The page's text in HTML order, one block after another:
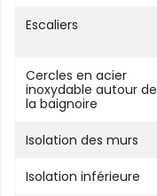
Escaliers
Cercles en acier
inoxydable autour de
la baignoire
Isolation des murs
Isolation inférieure